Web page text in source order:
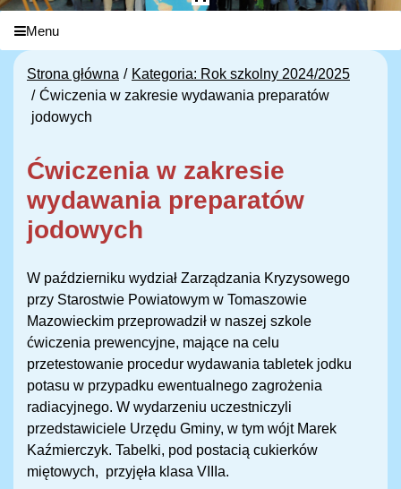
Menu
Strona główna
Kategoria: Rok szkolny 2024/2025
Ćwiczenia w zakresie wydawania preparatów
jodowych
Ćwiczenia w zakresie
wydawania preparatów
jodowych
W październiku wydział Zarządzania Kryzysowego
przy Starostwie Powiatowym w Tomaszowie
Mazowieckim przeprowadził w naszej szkole
ćwiczenia prewencyjne, mające na celu
przetestowanie procedur wydawania tabletek jodku
potasu w przypadku ewentualnego zagrożenia
radiacyjnego. W wydarzeniu uczestniczyli
przedstawiciele Urzędu Gminy, w tym wójt Marek
Kaźmierczyk. Tabelki, pod postacią cukierków
miętowych, przyjęła klasa VIIIa.